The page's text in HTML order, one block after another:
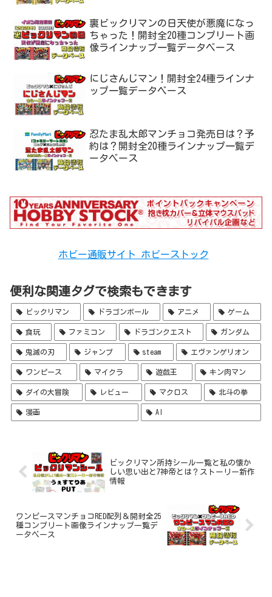
裏ビックリマンの日天使が悪魔になっ
ちゃった！開封全20種コンプリート画
像ラインナップ一覧データベース
にじさんじマン！開封全24種ラインナ
ップ一覧データベース
忍たま乱太郎マンチョコ発売日は？予
約は？開封全20種ラインナップ一覧デ
ータベース
ホビー通販サイト ホビーストック
便利な関連タグで検索もできます
ビックリマン ドラゴンボール アニメ ゲーム
食玩 ファミコン ドラゴンクエスト ガンダム
鬼滅の刃 ジャンプ steam エヴァンゲリオン
ワンピース マイクラ 遊戯王 キン肉マン
ダイの大冒険 レビュー マクロス 北斗の拳
漫画 AI
ビックリマン所持シール一覧と私の懐か
しい思い出と7神帝とは？ストーリー新作
情報
ワンピースマンチョコRED配列＆開封全25
種コンプリート画像ラインナップ一覧デ
ータベース